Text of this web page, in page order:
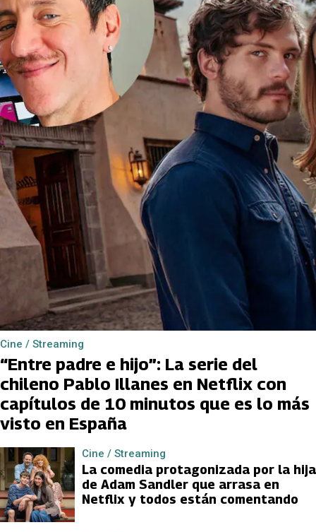
Cine / Streaming
“Entre padre e hijo”: La serie del
chileno Pablo Illanes en Netflix con
capítulos de 10 minutos que es lo más
visto en España
Cine / Streaming
La comedia protagonizada por la hija
de Adam Sandler que arrasa en
Netflix y todos están comentando